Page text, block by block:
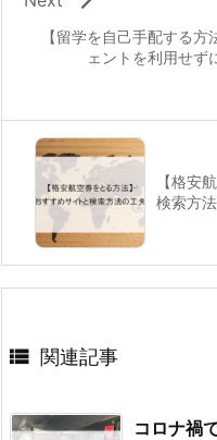
【留学を自己手配する
ェントを利用せず
【格安
検索方
 関連記事
コロナ禍